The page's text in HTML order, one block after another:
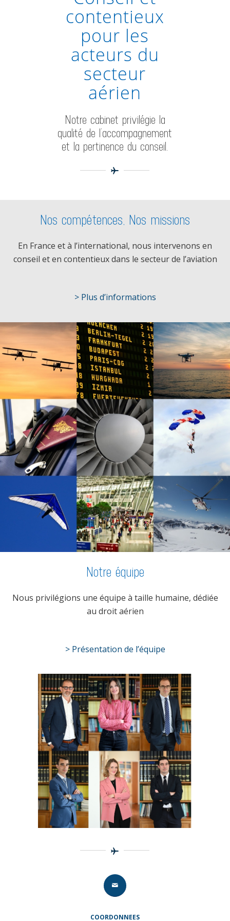
contentieux
pour les
acteurs du
secteur
aérien
Notre cabinet privilégie la
qualité de l’accompagnement
et la pertinence du conseil.
Nos compétences, Nos missions
En France et à l’international, nous intervenons en
conseil et en contentieux dans le secteur de l’aviation
> Plus d’informations
Notre équipe
Nous privilégions une équipe à taille humaine, dédiée
au droit aérien
> Présentation de l’équipe
COORDONNEES